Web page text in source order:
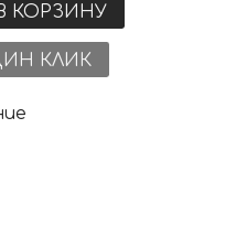
КОРЗИНУ
КЛИК